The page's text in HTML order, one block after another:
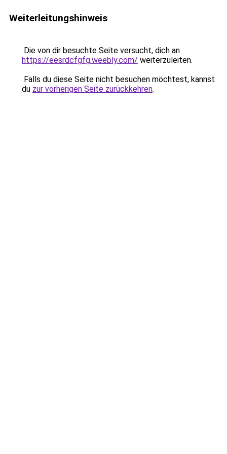
Weiterleitungshinweis
Die von dir besuchte Seite versucht, dich an
https://eesrdcfgfg.weebly.com/ weiterzuleiten.
Falls du diese Seite nicht besuchen möchtest, kannst
du zur vorherigen Seite zurückkehren.